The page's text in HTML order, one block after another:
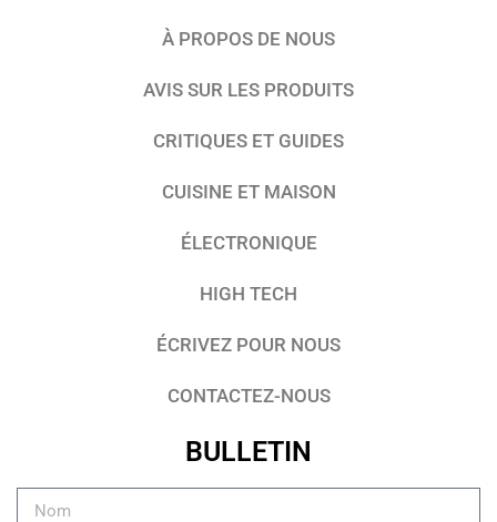
À PROPOS DE NOUS
AVIS SUR LES PRODUITS
CRITIQUES ET GUIDES
CUISINE ET MAISON
ÉLECTRONIQUE
HIGH TECH
ÉCRIVEZ POUR NOUS
CONTACTEZ-NOUS
BULLETIN